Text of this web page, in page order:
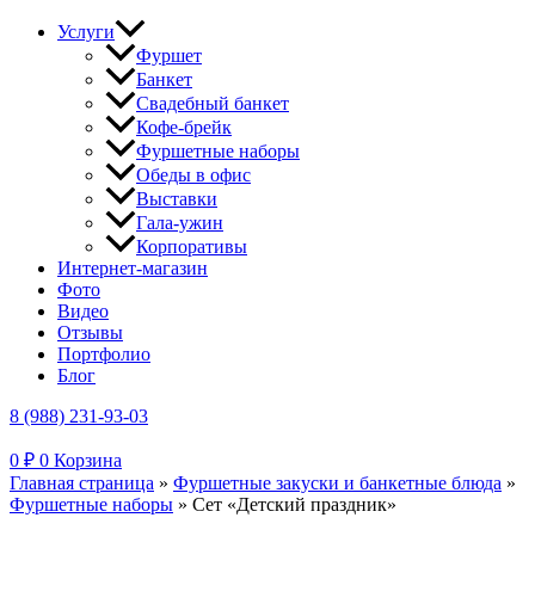
Услуги
Фуршет
Банкет
Свадебный банкет
Кофе-брейк
Фуршетные наборы
Обеды в офис
Выставки
Гала-ужин
Корпоративы
Интернет-магазин
Фото
Видео
Отзывы
Портфолио
Блог
8 (988) 231-93-03
0 ₽ 0 Корзина
Главная страница » Фуршетные закуски и банкетные блюда »
Фуршетные наборы » Сет «Детский праздник»